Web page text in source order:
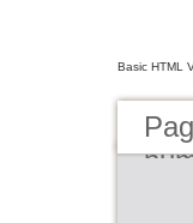
Basic HTML